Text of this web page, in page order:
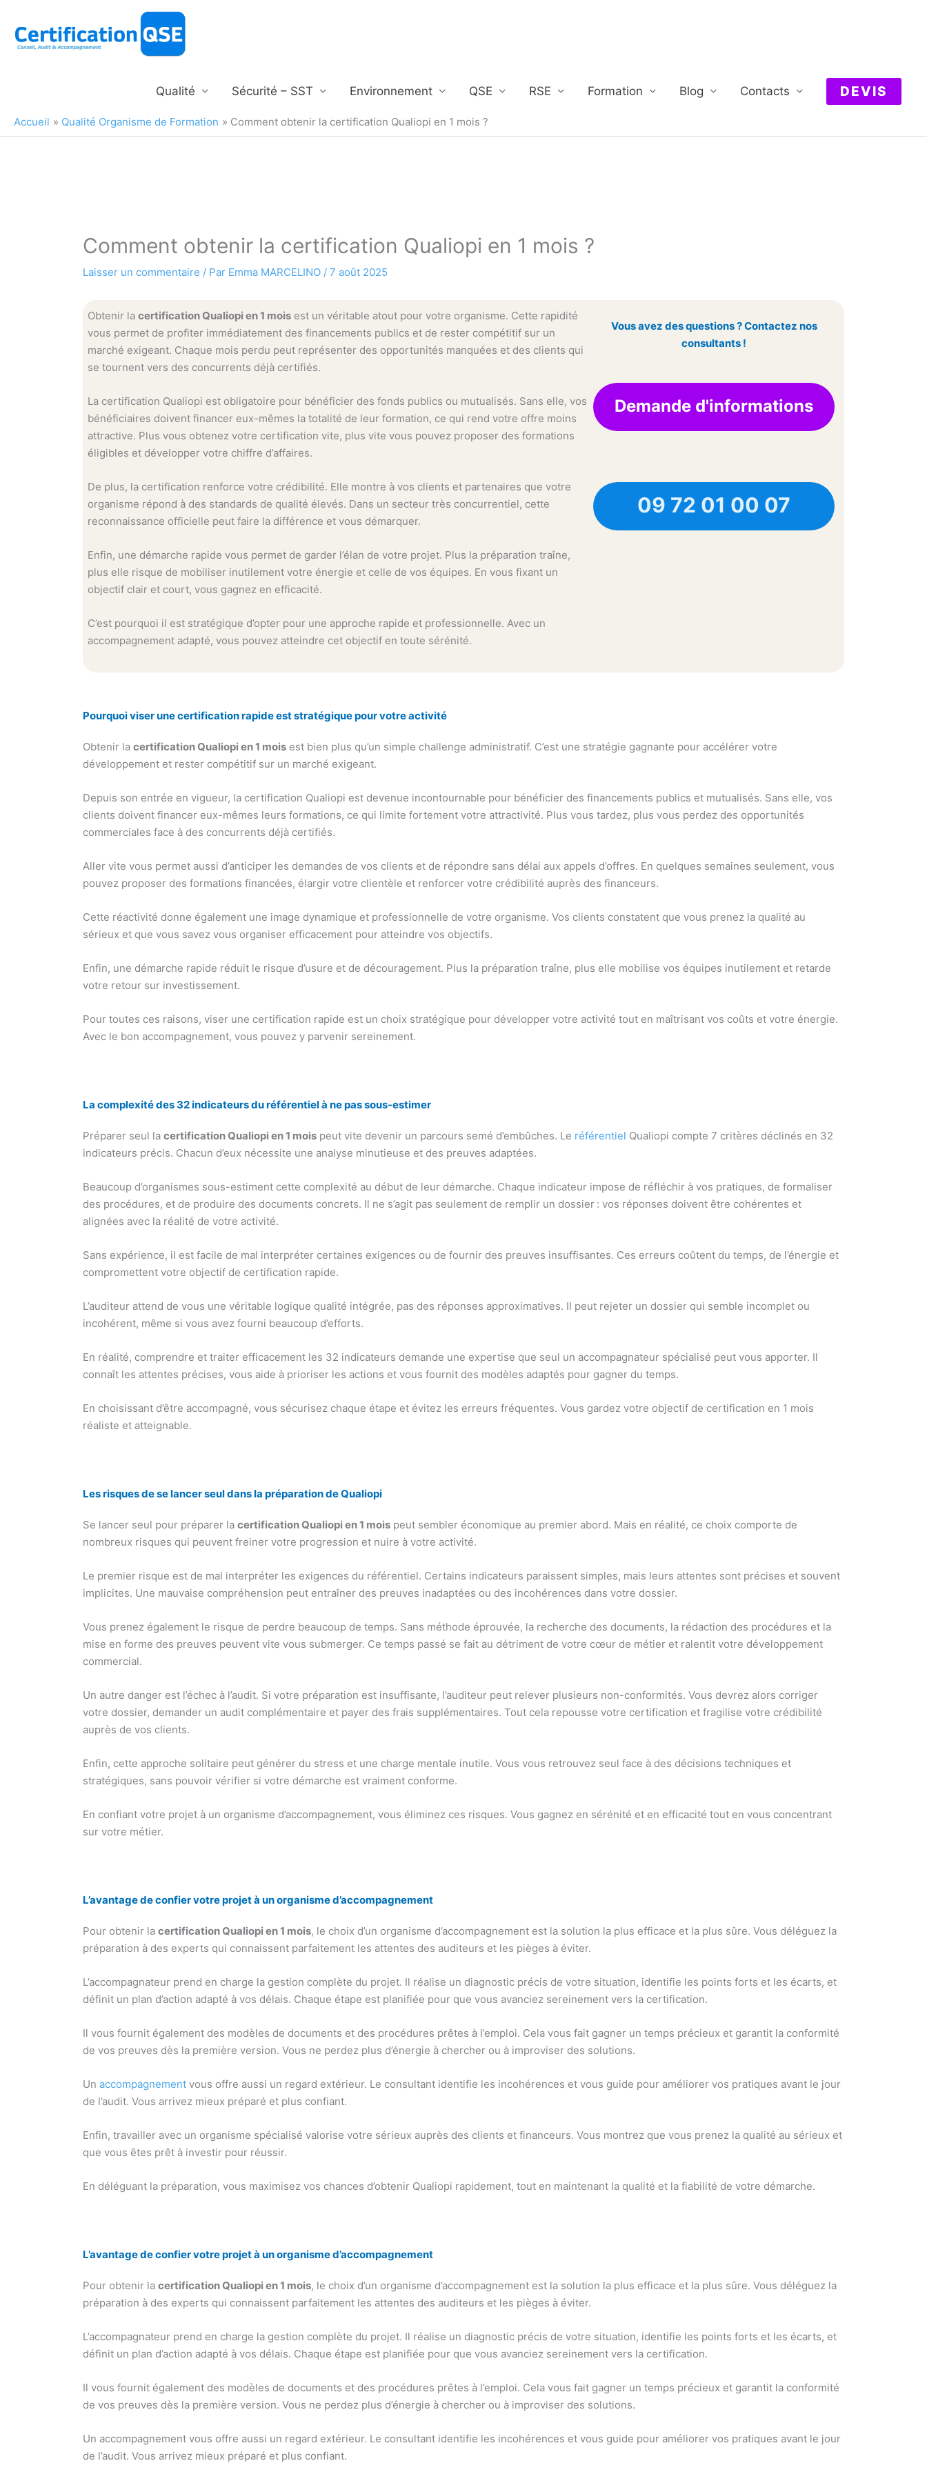
contenu
Qualité Sécurité – SST Environnement QSE RSE Formation Blog Contacts DEVIS
Accueil Qualité Organisme de Formation Comment obtenir la certification Qualiopi en 1 mois ?
Comment obtenir la certification Qualiopi en 1 mois ?
Laisser un commentaire / Par Emma MARCELINO /7 août 2025
Obtenir la certification Qualiopi en 1 moisest un véritable atout pour votre organisme. Cette rapidité
vous permet de profiter immédiatement des financements publics et de rester compétitif sur un
marché exigeant. Chaque mois perdu peut représenter des opportunités manquées et des clients qui
se tournent vers des concurrents déjà certifiés.
La certification Qualiopi est obligatoire pour bénéficier des fonds publics ou mutualisés. Sans elle, vos
bénéficiaires doivent financer eux-mêmes la totalité de leur formation, ce qui rend votre offre moins
attractive. Plus vous obtenez votre certification vite, plus vite vous pouvez proposer des formations
éligibles et développer votre chiffre d’affaires.
De plus, la certification renforce votre crédibilité. Elle montre à vos clients et partenaires que votre
organisme répond à des standards de qualité élevés. Dans un secteur très concurrentiel, cette
reconnaissance officielle peut faire la différence et vous démarquer.
Enfin, une démarche rapide vous permet de garder l’élan de votre projet. Plus la préparation traîne,
plus elle risque de mobiliser inutilement votre énergie et celle de vos équipes. En vous fixant un
objectif clair et court, vous gagnez en efficacité.
C’est pourquoi il est stratégique d’opter pour une approche rapide et professionnelle. Avec un
accompagnement adapté, vous pouvez atteindre cet objectif en toute sérénité.
Vous avez des questions ? Contactez nos
consultants !
Demande d'informations
09 72 01 00 07
Pourquoi viser une certification rapide est stratégique pour votre activité
Obtenir lacertification Qualiopi en 1 mois est bien plus qu’un simple challenge administratif. C’est une stratégie gagnante pour accélérer votre
développement et rester compétitif sur un marché exigeant.
Depuis son entrée en vigueur, la certification Qualiopi est devenue incontournable pour bénéficier des financements publics et mutualisés. Sans elle, vos
clients doivent financer eux-mêmes leurs formations, ce qui limite fortement votre attractivité. Plus vous tardez, plus vous perdez des opportunités
commerciales face à des concurrents déjà certifiés.
Aller vite vous permet aussi d’anticiper les demandes de vos clients et de répondre sans délai aux appels d’offres. En quelques semaines seulement, vous
pouvez proposer des formations financées, élargir votre clientèle et renforcer votre crédibilité auprès des financeurs.
Cette réactivité donne également une image dynamique et professionnelle de votre organisme. Vos clients constatent que vous prenez la qualité au
sérieux et que vous savez vous organiser efficacement pour atteindre vos objectifs.
Enfin, une démarche rapide réduit le risque d’usure et de découragement. Plus la préparation traîne, plus elle mobilise vos équipes inutilement et retarde
votre retour sur investissement.
Pour toutes ces raisons, viser une certification rapide est un choix stratégique pour développer votre activité tout en maîtrisant vos coûts et votre énergie.
Avec le bon accompagnement, vous pouvez y parvenir sereinement.
La complexité des 32 indicateurs du référentiel à ne pas sous-estimer
Préparer seul lacertification Qualiopi en 1 mois peut vite devenir un parcours semé d’embûches. Le référentiel Qualiopi compte 7 critères déclinés en 32
indicateurs précis. Chacun d’eux nécessite une analyse minutieuse et des preuves adaptées.
Beaucoup d’organismes sous-estiment cette complexité au début de leur démarche. Chaque indicateur impose de réfléchir à vos pratiques, de formaliser
des procédures, et de produire des documents concrets. Il ne s’agit pas seulement de remplir un dossier : vos réponses doivent être cohérentes et
alignées avec la réalité de votre activité.
Sans expérience, il est facile de mal interpréter certaines exigences ou de fournir des preuves insuffisantes. Ces erreurs coûtent du temps, de l’énergie et
compromettent votre objectif de certification rapide.
L’auditeur attend de vous une véritable logique qualité intégrée, pas des réponses approximatives. Il peut rejeter un dossier qui semble incomplet ou
incohérent, même si vous avez fourni beaucoup d’efforts.
En réalité, comprendre et traiter efficacement les 32 indicateurs demande une expertise que seul un accompagnateur spécialisé peut vous apporter. Il
connaît les attentes précises, vous aide à prioriser les actions et vous fournit des modèles adaptés pour gagner du temps.
En choisissant d’être accompagné, vous sécurisez chaque étape et évitez les erreurs fréquentes. Vous gardez votre objectif de certification en 1 mois
réaliste et atteignable.
Les risques de se lancer seul dans la préparation de Qualiopi
Se lancer seul pour préparer lacertification Qualiopi en 1 mois peut sembler économique au premier abord. Mais en réalité, ce choix comporte de
nombreux risques qui peuvent freiner votre progression et nuire à votre activité.
Le premier risque est de mal interpréter les exigences du référentiel. Certains indicateurs paraissent simples, mais leurs attentes sont précises et souvent
implicites. Une mauvaise compréhension peut entraîner des preuves inadaptées ou des incohérences dans votre dossier.
Vous prenez également le risque de perdre beaucoup de temps. Sans méthode éprouvée, la recherche des documents, la rédaction des procédures et la
mise en forme des preuves peuvent vite vous submerger. Ce temps passé se fait au détriment de votre cœur de métier et ralentit votre développement
commercial.
Un autre danger est l’échec à l’audit. Si votre préparation est insuffisante, l’auditeur peut relever plusieurs non-conformités. Vous devrez alors corriger
votre dossier, demander un audit complémentaire et payer des frais supplémentaires. Tout cela repousse votre certification et fragilise votre crédibilité
auprès de vos clients.
Enfin, cette approche solitaire peut générer du stress et une charge mentale inutile. Vous vous retrouvez seul face à des décisions techniques et
stratégiques, sans pouvoir vérifier si votre démarche est vraiment conforme.
En confiant votre projet à un organisme d’accompagnement, vous éliminez ces risques. Vous gagnez en sérénité et en efficacité tout en vous concentrant
sur votre métier.
L’avantage de confier votre projet à un organisme d’accompagnement
Pour obtenir lacertification Qualiopi en 1 mois, le choix d’un organisme d’accompagnement est la solution la plus efficace et la plus sûre. Vous déléguez la
préparation à des experts qui connaissent parfaitement les attentes des auditeurs et les pièges à éviter.
L’accompagnateur prend en charge la gestion complète du projet. Il réalise un diagnostic précis de votre situation, identifie les points forts et les écarts, et
définit un plan d’action adapté à vos délais. Chaque étape est planifiée pour que vous avanciez sereinement vers la certification.
Il vous fournit également des modèles de documents et des procédures prêtes à l’emploi. Cela vous fait gagner un temps précieux et garantit la conformité
de vos preuves dès la première version. Vous ne perdez plus d’énergie à chercher ou à improviser des solutions.
Unaccompagnement vous offre aussi un regard extérieur. Le consultant identifie les incohérences et vous guide pour améliorer vos pratiques avant le jour
de l’audit. Vous arrivez mieux préparé et plus confiant.
Enfin, travailler avec un organisme spécialisé valorise votre sérieux auprès des clients et financeurs. Vous montrez que vous prenez la qualité au sérieux et
que vous êtes prêt à investir pour réussir.
En déléguant la préparation, vous maximisez vos chances d’obtenir Qualiopi rapidement, tout en maintenant la qualité et la fiabilité de votre démarche.
L’avantage de confier votre projet à un organisme d’accompagnement
Pour obtenir lacertification Qualiopi en 1 mois, le choix d’un organisme d’accompagnement est la solution la plus efficace et la plus sûre. Vous déléguez la
préparation à des experts qui connaissent parfaitement les attentes des auditeurs et les pièges à éviter.
L’accompagnateur prend en charge la gestion complète du projet. Il réalise un diagnostic précis de votre situation, identifie les points forts et les écarts, et
définit un plan d’action adapté à vos délais. Chaque étape est planifiée pour que vous avanciez sereinement vers la certification.
Il vous fournit également des modèles de documents et des procédures prêtes à l’emploi. Cela vous fait gagner un temps précieux et garantit la conformité
de vos preuves dès la première version. Vous ne perdez plus d’énergie à chercher ou à improviser des solutions.
Un accompagnement vous offre aussi un regard extérieur. Le consultant identifie les incohérences et vous guide pour améliorer vos pratiques avant le jour
de l’audit. Vous arrivez mieux préparé et plus confiant.